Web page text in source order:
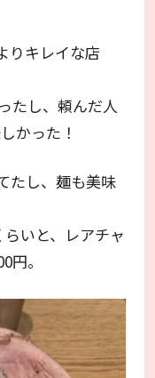
りキレイな店
たし、頼んだ人
かった！
たし、麺も美味
いと、レアチャ
円。